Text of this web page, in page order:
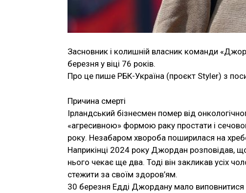
Засновник і колишній власник команди
березня у віці 76 років.
Про це пише РБК-Україна (проєкт Styler) з
Причина смерті
Ірландський бізнесмен помер від
«агресивною» формою раку простати і
року. Незабаром хвороба поширилася на
Наприкінці 2024 року Джордан розповідав,
нього чекає ще два. Тоді він закликав усіх
стежити за своїм здоров’ям.
30 березня Едді Джордану мало виповнитися